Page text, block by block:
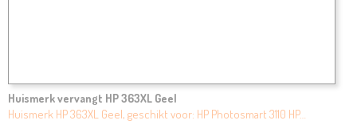
Huismerk vervangt HP 363XL Geel
Huismerk HP 363XL Geel, geschikt voor: HP Photosmart 3110 HP…